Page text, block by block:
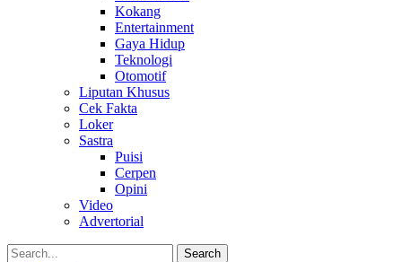
Kokang
Entertainment
Gaya Hidup
Teknologi
Otomotif
Liputan Khusus
Cek Fakta
Loker
Sastra
Puisi
Cerpen
Opini
Video
Advertorial